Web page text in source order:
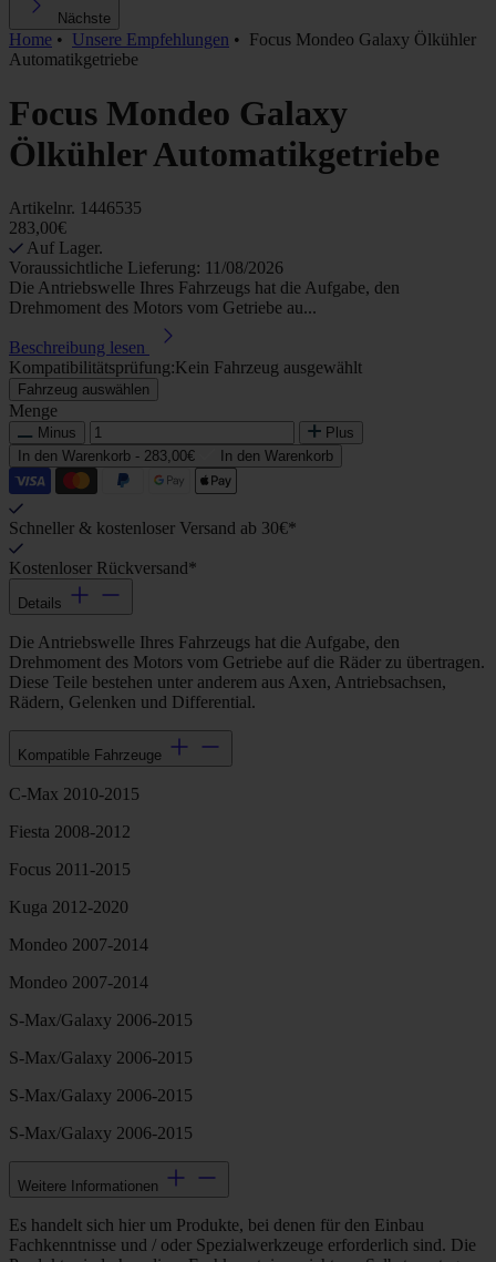
Nächste
Home • Unsere Empfehlungen • Focus Mondeo Galaxy Ölkühler
Automatikgetriebe
Focus Mondeo Galaxy
Ölkühler Automatikgetriebe
Artikelnr. 1446535
283,00€
Auf Lager.
Voraussichtliche Lieferung: 11/08/2026
Die Antriebswelle Ihres Fahrzeugs hat die Aufgabe, den
Drehmoment des Motors vom Getriebe au...
Beschreibung lesen
Kompatibilitätsprüfung: Kein Fahrzeug ausgewählt
Fahrzeug auswählen
Menge
Minus
Plus
In den Warenkorb - 283,00€ In den Warenkorb
Schneller & kostenloser Versand ab 30€*
Kostenloser Rückversand*
Details
Die Antriebswelle Ihres Fahrzeugs hat die Aufgabe, den
Drehmoment des Motors vom Getriebe auf die Räder zu übertragen.
Diese Teile bestehen unter anderem aus Axen, Antriebsachsen,
Rädern, Gelenken und Differential.
Kompatible Fahrzeuge
C-Max 2010-2015
Fiesta 2008-2012
Focus 2011-2015
Kuga 2012-2020
Mondeo 2007-2014
Mondeo 2007-2014
S-Max/Galaxy 2006-2015
S-Max/Galaxy 2006-2015
S-Max/Galaxy 2006-2015
S-Max/Galaxy 2006-2015
Weitere Informationen
Es handelt sich hier um Produkte, bei denen für den Einbau
Fachkenntnisse und / oder Spezialwerkzeuge erforderlich sind. Die